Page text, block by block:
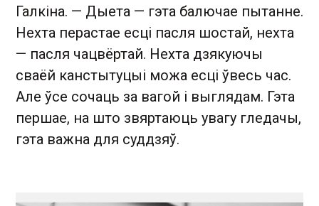
Галкіна. — Дыета — гэта балючае пытанне.
Нехта перастае есці пасля шостай, нехта
— пасля чацвёртай. Нехта дзякуючы
сваёй канстытуцыі можа есці ўвесь час.
Але ўсе сочаць за вагой і выглядам. Гэта
першае, на што звяртаюць увагу гледачы,
гэта важна для суддзяў.